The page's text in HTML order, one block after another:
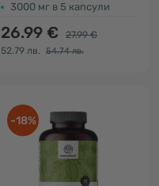
3000 мг в 5 капсули
26.99 €
27.99 €
52.79 лв.
54.74 лв.
-18%